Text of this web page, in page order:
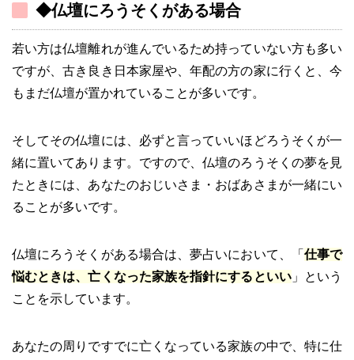
◆仏壇にろうそくがある場合
若い方は仏壇離れが進んでいるため持っていない方も多い
ですが、古き良き日本家屋や、年配の方の家に行くと、今
もまだ仏壇が置かれていることが多いです。
そしてその仏壇には、必ずと言っていいほどろうそくが一
緒に置いてあります。ですので、仏壇のろうそくの夢を見
たときには、あなたのおじいさま・おばあさまが一緒にい
ることが多いです。
仏壇にろうそくがある場合は、夢占いにおいて、「 仕事で
悩むときは、亡くなった家族を指針にするといい」という
ことを示しています。
あなたの周りですでに亡くなっている家族の中で、特に仕